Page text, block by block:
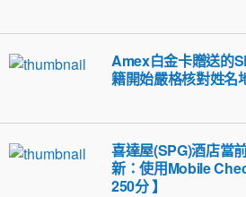
Amex白金卡贈送的
籍開始嚴格核對姓名
喜達屋(SPG)酒店當
新：使用Mobile
250分 】